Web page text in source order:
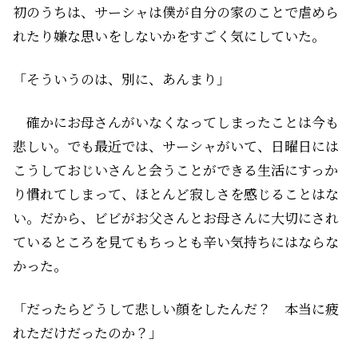
初のうちは、サーシャは僕が自分の家のことで虐めら
れたり嫌な思いをしないかをすごく気にしていた。
「そういうのは、別に、あんまり」
確かにお母さんがいなくなってしまったことは今も
悲しい。でも最近では、サーシャがいて、日曜日には
こうしておじいさんと会うことができる生活にすっか
り慣れてしまって、ほとんど寂しさを感じることはな
い。だから、ビビがお父さんとお母さんに大切にされ
ているところを見てもちっとも辛い気持ちにはならな
かった。
「だったらどうして悲しい顔をしたんだ？ 本当に疲
れただけだったのか？」